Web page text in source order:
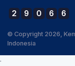
2 9 0 6 6
© Copyright 2026,
Indonesia
.